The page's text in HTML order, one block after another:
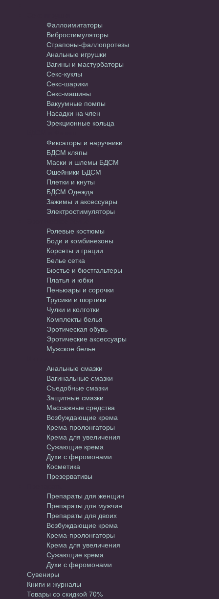
Фаллоимитаторы
Вибростимуляторы
Страпоны-фаллопротезы
Анальные игрушки
Вагины и мастурбаторы
Секс-куклы
Секс-шарики
Секс-машины
Вакуумные помпы
Насадки на член
Эрекционные кольца
Фиксаторы и наручники
БДСМ кляпы
Маски и шлемы БДСМ
Ошейники БДСМ
Плетки и кнуты
БДСМ Одежда
Зажимы и аксессуары
Электростимуляторы
Ролевые костюмы
Боди и комбинезоны
Корсеты и грации
Белье сетка
Бюстье и бюстгальтеры
Платья и юбки
Пеньюары и сорочки
Трусики и шортики
Чулки и колготки
Комплекты белья
Эротическая обувь
Эротические аксессуары
Мужское белье
Анальные смазки
Вагинальные смазки
Съедобные смазки
Защитные смазки
Массажные средства
Возбуждающие крема
Крема-пролонгаторы
Крема для увеличения
Сужающие крема
Духи с феромонами
Косметика
Презервативы
Препараты для женщин
Препараты для мужчин
Препараты для двоих
Возбуждающие крема
Крема-пролонгаторы
Крема для увеличения
Сужающие крема
Духи с феромонами
Сувениры
Книги и журналы
Товары со скидкой 70%